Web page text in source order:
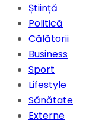
Știință
Politică
Călătorii
Business
Sport
Lifestyle
Sănătate
Externe